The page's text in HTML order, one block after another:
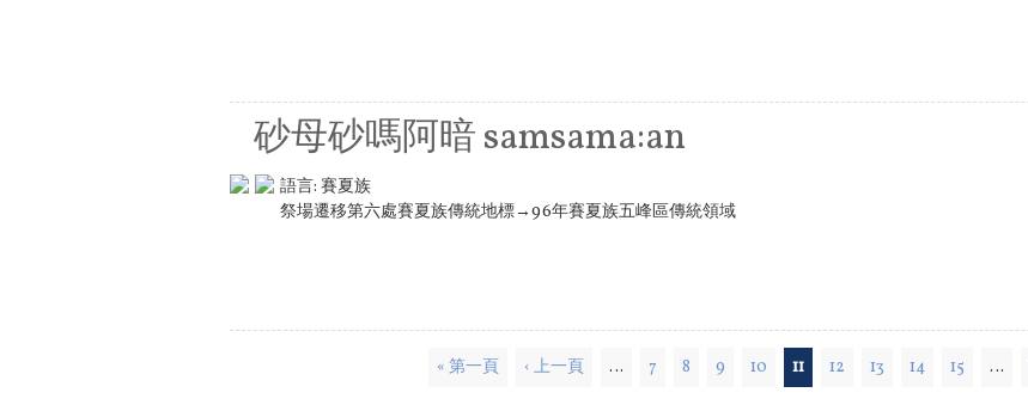
砂母砂嗎阿暗 samsama:an
語言: 賽夏族
祭場遷移第六處賽夏族傳統地標→96年賽夏族五峰區傳統領域
« 第一頁 ‹ 上一頁 … 7 8 9 10 11 12 13 14 15 …